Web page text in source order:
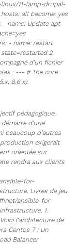
11-lamp-drupal-
all become: yes
- name: Update apt
- name: restart
2.
d’un fichier
: --- # The core
8.6.x).
pédagogique,
d’une
beaucoup d’autres
exigerait
orientée sur
rendra aux clients.
for-
Livres de jeu
ansible-for-
1.
l’architecture de
Centos 7 : Un
Balancer